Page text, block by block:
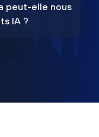
peut-elle nous
IA ?